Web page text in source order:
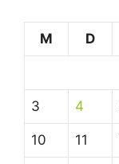
M
D
3 4
10 11